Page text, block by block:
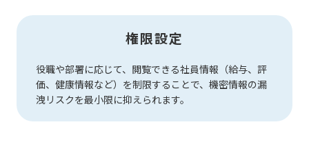
権限設定
役職や部署に応じて、閲覧できる社員情報（給与、評
価、健康情報など）を制限することで、機密情報の漏
洩リスクを最小限に抑えられます。